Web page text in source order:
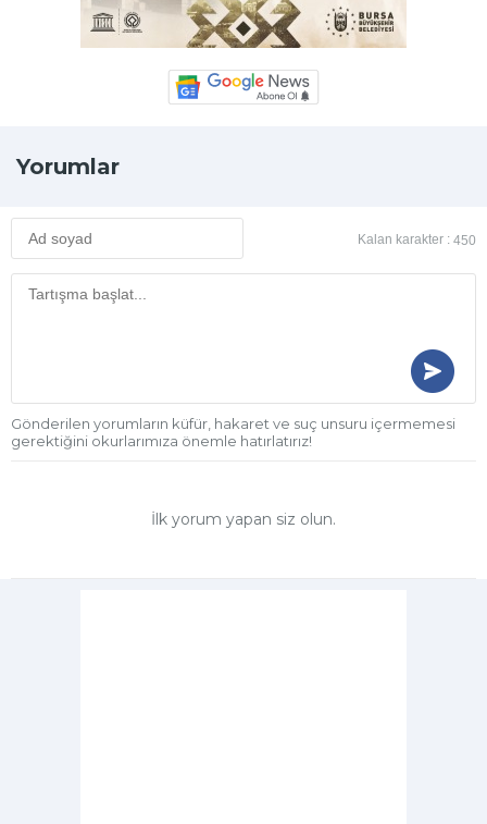
Yorumlar
Kalan karakter : 450
Gönderilen yorumların küfür, hakaret ve suç unsuru içermemesi
gerektiğini okurlarımıza önemle hatırlatırız!
İlk yorum yapan siz olun.